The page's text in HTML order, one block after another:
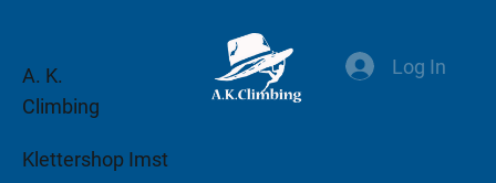
A. K.
Climbing
Klettershop Imst
Log In